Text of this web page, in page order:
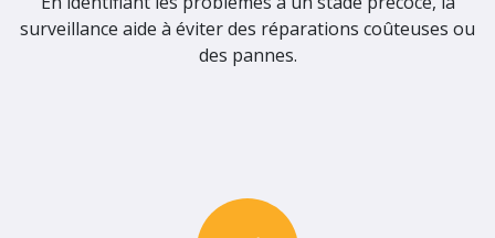
surveillance aide à éviter des réparations coûteuses ou
des pannes.